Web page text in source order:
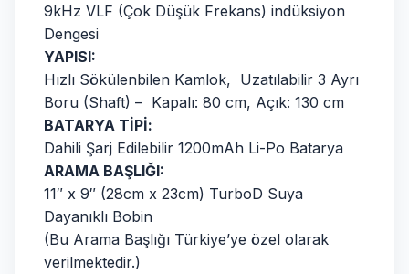
9kHz VLF (Çok Düşük Frekans) indüksiyon
Dengesi
YAPISI:
Hızlı Sökülenbilen Kamlok, Uzatılabilir 3 Ayrı
Boru (Shaft) – Kapalı: 80 cm, Açık: 130 cm
BATARYA TİPİ:
Dahili Şarj Edilebilir 1200mAh Li-Po Batarya
ARAMA BAŞLIĞI:
11″ x 9″ (28cm x 23cm) TurboD Suya
Dayanıklı Bobin
(Bu Arama Başlığı Türkiye’ye özel olarak
verilmektedir.)